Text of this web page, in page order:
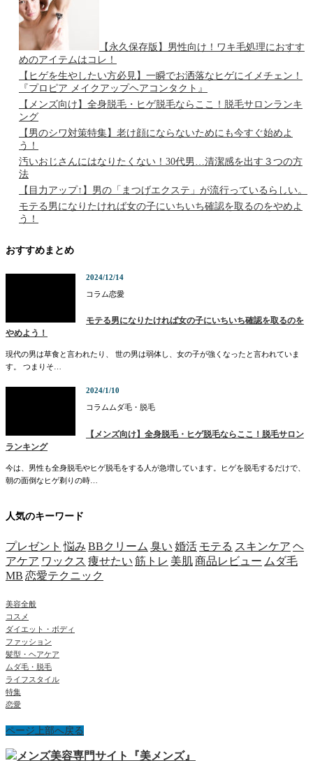
【永久保存版】男性向け！ワキ毛処理におすす
めのアイテムはコレ！
【ヒゲを生やしたい方必見】一瞬でお洒落なヒゲにイメチェン！
『プロピア メイクアップヘアコンタクト』
【メンズ向け】全身脱毛・ヒゲ脱毛ならここ！脱毛サロンランキ
ング
【男のシワ対策特集】老け顔にならないためにも今すぐ始めよ
う！
汚いおじさんにはなりたくない！30代男…清潔感を出す３つの方
法
【目力アップ↑】男の「まつげエクステ」が流行っているらしい。
モテる男になりたければ女の子にいちいち確認を取るのをやめよ
う！
おすすめまとめ
2024/12/14
コラム恋愛
モテる男になりたければ女の子にいちいち確認を取るのを
やめよう！
現代の男は草食と言われたり、 世の男は弱体し、女の子が強くなったと言われていま
す。 つまりそ…
2024/1/10
コラム ムダ毛・脱毛
【メンズ向け】全身脱毛・ヒゲ脱毛ならここ！脱毛サロン
ランキング
今は、男性も全身脱毛やヒゲ脱毛をする人が急増しています。ヒゲを脱毛するだけで、
朝の面倒なヒゲ剃りの時…
人気のキーワード
プレゼント 悩み BBクリーム 臭い 婚活 モテる スキンケア ヘ
アケア ワックス 痩せたい 筋トレ 美肌商品レビュー ムダ毛
MB 恋愛テクニック
美容全般
コスメ
ダイエット・ボディ
ファッション
髪型・ヘアケア
ムダ毛・脱毛
ライフスタイル
特集
恋愛
ページ上部へ戻る